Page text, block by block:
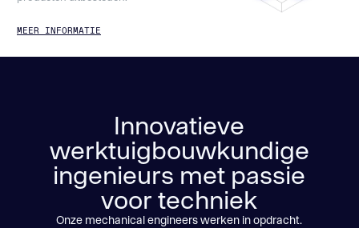
MEER INFORMATIE
Innovatieve
werktuigbouwkundige
ingenieurs met passie
voor techniek
Onze mechanical engineers werken in opdracht.